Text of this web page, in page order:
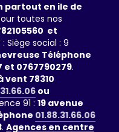
partout en ile de
toutes nos
et
Siège social : 9
Téléphone
et 0767790279.
vent 78310
ou
91 : 19 avenue
01.88.31.66.06
. Agences en centre